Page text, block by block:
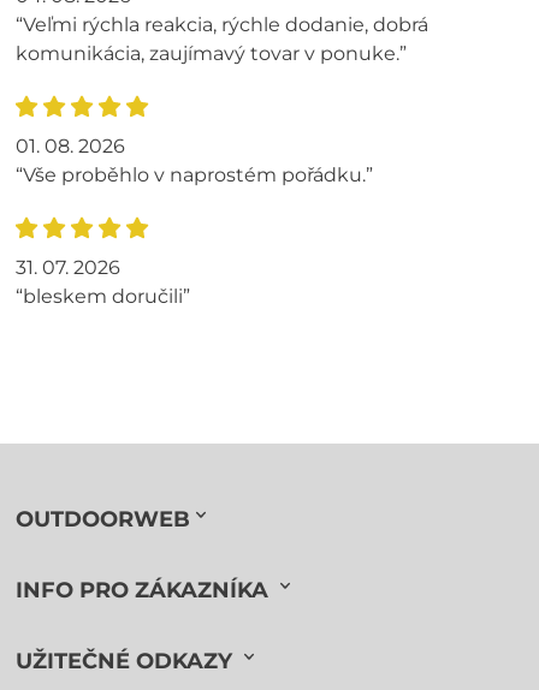
“Veľmi rýchla reakcia, rýchle dodanie, dobrá
komunikácia, zaujímavý tovar v ponuke.”
01. 08. 2026
“Vše proběhlo v naprostém pořádku.”
31. 07. 2026
“bleskem doručili”
OUTDOORWEB
INFO PRO ZÁKAZNÍKA
UŽITEČNÉ ODKAZY